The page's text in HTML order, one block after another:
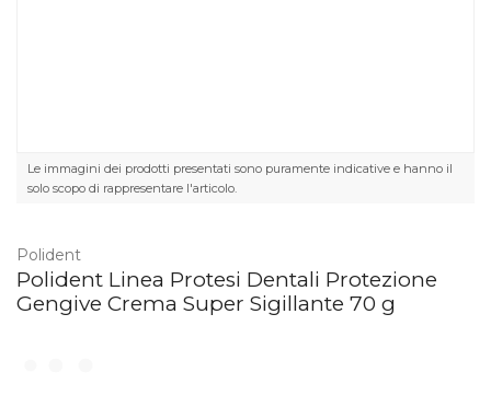
Le immagini dei prodotti presentati sono puramente indicative e hanno il
solo scopo di rappresentare l'articolo.
Polident
Polident Linea Protesi Dentali Protezione
Gengive Crema Super Sigillante 70 g